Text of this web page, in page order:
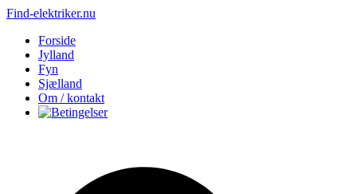
Find-elektriker.nu
Forside
Jylland
Fyn
Sjælland
Om / kontakt